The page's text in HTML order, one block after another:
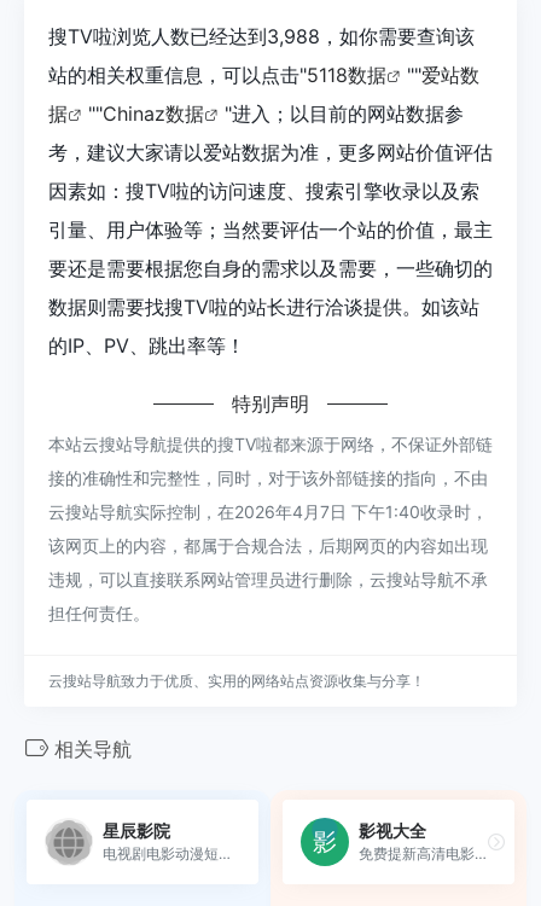
搜TV啦浏览人数已经达到3,988，如你需要查询该
站的相关权重信息，可以点击"5118数据 ""爱站数
据
""Chinaz数据
"进入；以目前的网站数据参
考，建议大家请以爱站数据为准，更多网站价值评估
因素如：搜TV啦的访问速度、搜索引擎收录以及索
引量、用户体验等；当然要评估一个站的价值，最主
要还是需要根据您自身的需求以及需要，一些确切的
数据则需要找搜TV啦的站长进行洽谈提供。如该站
的IP、PV、跳出率等！
特别声明
本站云搜站导航提供的搜TV啦都来源于网络，不保证外部链
接的准确性和完整性，同时，对于该外部链接的指向，不由
云搜站导航实际控制，在2026年4月7日 下午1:40收录时，
该网页上的内容，都属于合规合法，后期网页的内容如出现
违规，可以直接联系网站管理员进行删除，云搜站导航不承
担任何责任。
云搜站导航致力于优质、实用的网络站点资源收集与分享！
相关导航
星辰影院
电视剧电影动漫短剧免费观看...
影视大全
免费提新高清电影，电视剧，...